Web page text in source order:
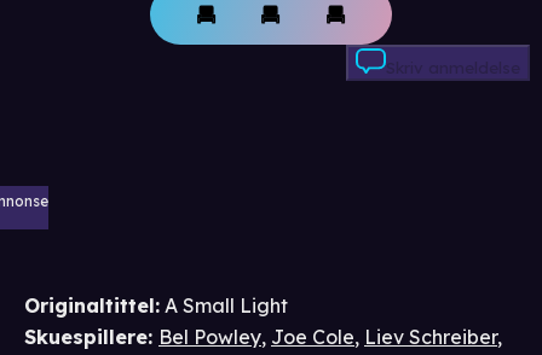
Skriv anmeldelse
Originaltittel: A Small Light
Skuespillere: Bel Powley, Joe Cole, Liev Schreiber,